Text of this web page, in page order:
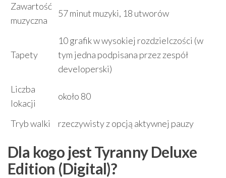
Zawartość
muzyczna
57 minut muzyki, 18 utworów
Tapety
10 grafik w wysokiej rozdzielczości (w
tym jedna podpisana przez zespół
developerski)
Liczba
lokacji
około 80
Tryb walki rzeczywisty z opcją aktywnej pauzy
Dla kogo jest Tyranny Deluxe
Edition (Digital)?